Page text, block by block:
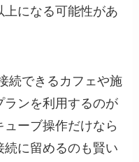
になる可能性があ
続できるカフェや施
ランを利用するのが
ーブ操作だけなら
に留めるのも賢い